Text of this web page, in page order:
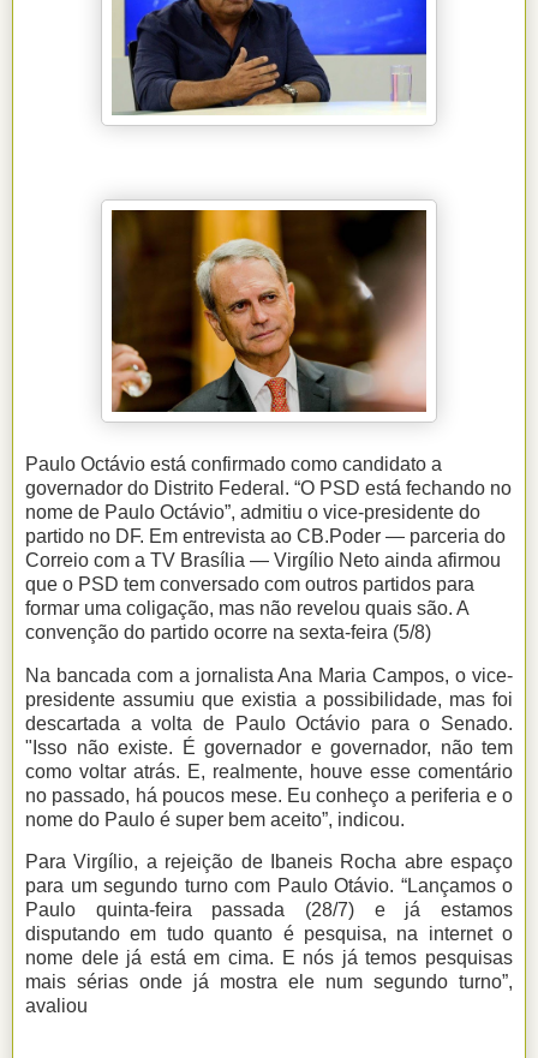
Paulo Octávio está confirmado como candidato a
governador do Distrito Federal. “O PSD está fechando no
nome de Paulo Octávio”, admitiu o vice-presidente do
partido no DF. Em entrevista ao CB.Poder — parceria do
Correio com a TV Brasília — Virgílio Neto ainda afirmou
que o PSD tem conversado com outros partidos para
formar uma coligação, mas não revelou quais são. A
convenção do partido ocorre na sexta-feira (5/8)
Na bancada com a jornalista Ana Maria Campos, o vice-
presidente assumiu que existia a possibilidade, mas foi
descartada a volta de Paulo Octávio para o Senado.
"Isso não existe. É governador e governador, não tem
como voltar atrás. E, realmente, houve esse comentário
no passado, há poucos mese. Eu conheço a periferia e o
nome do Paulo é super bem aceito”, indicou.
Para Virgílio, a rejeição de Ibaneis Rocha abre espaço
para um segundo turno com Paulo Otávio. “Lançamos o
Paulo quinta-feira passada (28/7) e já estamos
disputando em tudo quanto é pesquisa, na internet o
nome dele já está em cima. E nós já temos pesquisas
mais sérias onde já mostra ele num segundo turno”,
avaliou